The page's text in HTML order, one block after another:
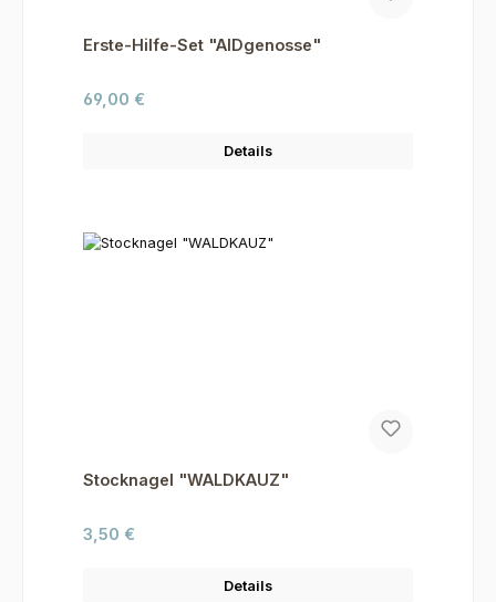
Erste-Hilfe-Set "AIDgenosse"
Regulärer Preis:
69,00 €
Details
Stocknagel "WALDKAUZ"
Regulärer Preis:
3,50 €
Details